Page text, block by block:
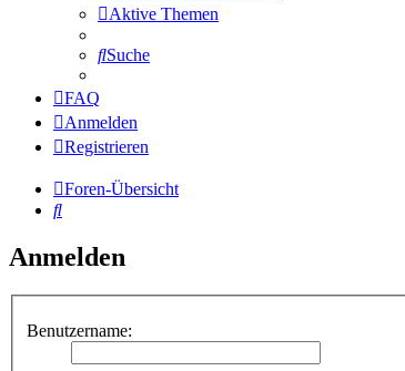
Aktive Themen
Suche
FAQ
Anmelden
Registrieren
Foren-Übersicht
Suche
Anmelden
Benutzername: